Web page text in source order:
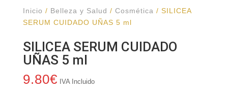
Inicio / Belleza y Salud / Cosmética / SILICEA
SERUM CUIDADO UÑAS 5 ml
SILICEA SERUM CUIDADO
UÑAS 5 ml
9.80€ IVA Incluido